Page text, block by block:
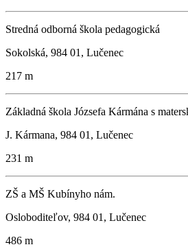
Stredná odborná škola pedagogická
Sokolská, 984 01, Lučenec
217 m
Základná škola Józsefa Kármána s
J. Kármana, 984 01, Lučenec
231 m
ZŠ a MŠ Kubínyho nám.
Osloboditeľov, 984 01, Lučenec
486 m